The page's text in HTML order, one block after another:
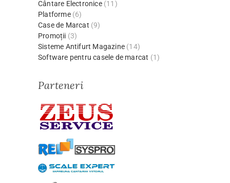
Cântare Electronice (11)
Platforme (6)
Case de Marcat (9)
Promoții (3)
Sisteme Antifurt Magazine (14)
Software pentru casele de marcat (1)
Parteneri